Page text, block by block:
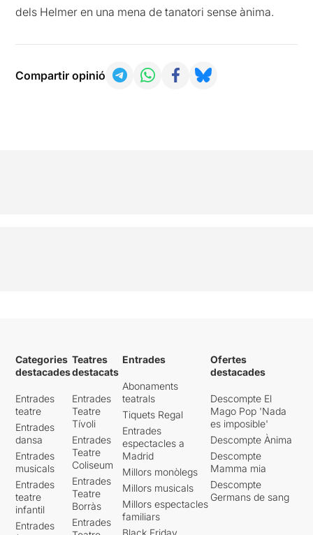
dels Helmer en una mena de tanatori sense ànima.
Compartir opinió
Categories
destacades
Entrades
teatre
Entrades
dansa
Entrades
musicals
Entrades
teatre
infantil
Entrades
Teatres
destacats
Entrades
Teatre
Tívoli
Entrades
Teatre
Coliseum
Entrades
Teatre
Borràs
Entrades
Entrades
Abonaments
teatrals
Tiquets Regal
Entrades
espectacles a
Madrid
Millors monòlegs
Millors musicals
Millors espectacles
familiars
Black Friday
Ofertes
destacades
Descompte El
Mago Pop 'Nada
es imposible'
Descompte Ànima
Descompte
Mamma mia
Descompte
Germans de sang